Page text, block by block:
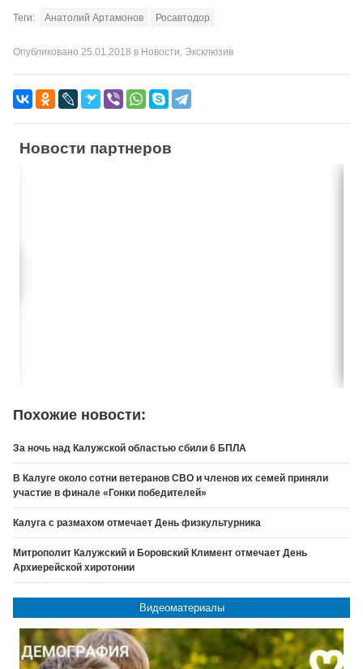
Теги: Анатолий Артамонов Росавтодор
Опубликовано 25.01.2018 в Новости, Эксклюзив
Новости партнеров
Похожие новости:
За ночь над Калужской областью сбили 6 БПЛА
В Калуге около сотни ветеранов СВО и членов их семей приняли
участие в финале «Гонки победителей»
Калуга с размахом отмечает День физкультурника
Митрополит Калужский и Боровский Климент отмечает День
Архиерейской хиротонии
Видеоматериалы